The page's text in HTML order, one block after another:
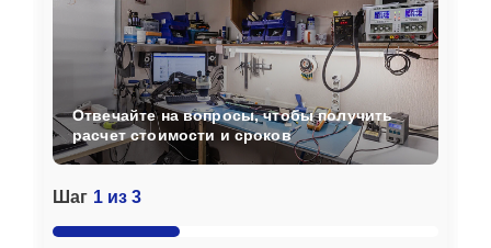
Шаг 1 из 3
Отвечайте на вопросы, чтобы получить
расчет стоимости и сроков